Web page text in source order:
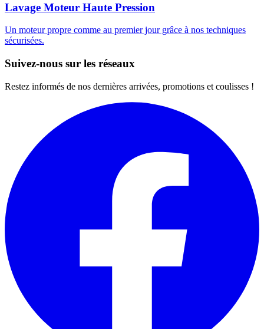
Lavage Moteur Haute Pression
Un moteur propre comme au premier jour grâce à nos techniques
sécurisées.
Suivez-nous sur les réseaux
Restez informés de nos dernières arrivées, promotions et coulisses !